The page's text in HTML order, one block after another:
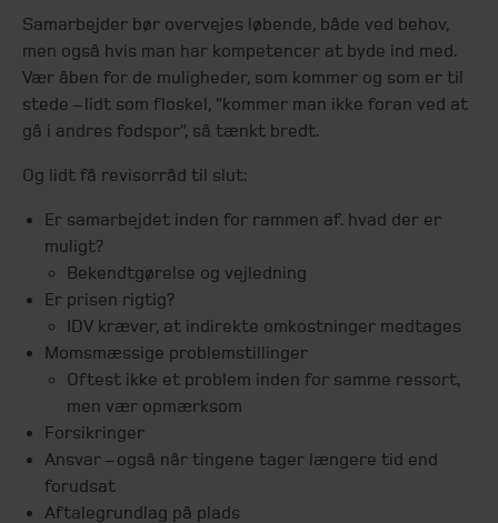
Samarbejder bør overvejes løbende, både ved behov,
men også hvis man har kompetencer at byde ind med.
Vær åben for de muligheder, som kommer og som er til
stede – lidt som floskel, ”kommer man ikke foran ved at
gå i andres fodspor”, så tænkt bredt.
Og lidt få revisorråd til slut:
Er samarbejdet inden for rammen af. hvad der er
muligt?
Bekendtgørelse og vejledning
Er prisen rigtig?
IDV kræver, at indirekte omkostninger medtages
Momsmæssige problemstillinger
Oftest ikke et problem inden for samme ressort,
men vær opmærksom
Forsikringer
Ansvar – også når tingene tager længere tid end
forudsat
Aftalegrundlag på plads